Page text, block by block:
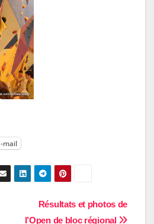
mail
Résultats et photos de
l’Open de bloc régional